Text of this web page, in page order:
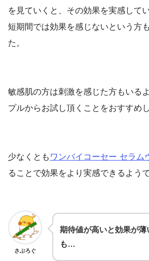
を見ていくと、その効果を実感して
短期間では効果を感じないという方
た。
敏感肌の方は刺激を感じた方もいる
プルからお試し頂くことをおすすめし
少なくとも ワンバイコーセー セラム
ることで効果をより実感できるようで
さぶろぐ
期待値が高いと効果が薄
も…